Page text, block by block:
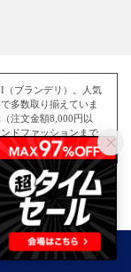
（ブランデリ）。人気
多数取り揃えていま
注文金額8,000円以
ドファッションまで、